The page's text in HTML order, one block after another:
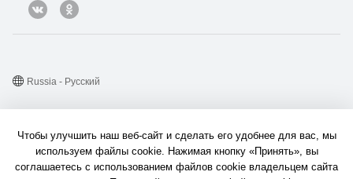
Чтобы улучшить наш веб-сайт и сделать его удобнее для вас, мы
используем файлы cookie. Нажимая кнопку «Принять», вы
соглашаетесь с использованием файлов cookie владельцем сайта
Условия использования веб-сайта
Политика конфиденциальности
Russia - Pусский